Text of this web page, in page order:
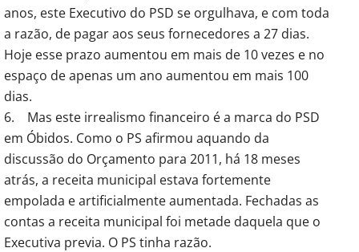
anos, este Executivo do PSD se orgulhava, e com toda
a razão, de pagar aos seus fornecedores a 27 dias.
Hoje esse prazo aumentou em mais de 10 vezes e no
espaço de apenas um ano aumentou em mais 100
dias.
6. Mas este irrealismo financeiro é a marca do PSD
em Óbidos. Como o PS afirmou aquando da
discussão do Orçamento para 2011, há 18 meses
atrás, a receita municipal estava fortemente
empolada e artificialmente aumentada. Fechadas as
contas a receita municipal foi metade daquela que o
Executiva previa. O PS tinha razão.